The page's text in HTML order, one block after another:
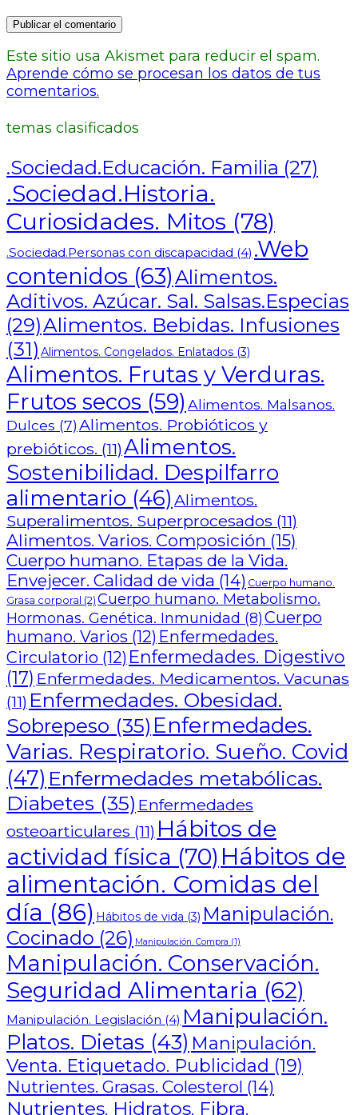
Este sitio usa Akismet para reducir el spam.
Aprende cómo se procesan los datos de tus
comentarios.
temas clasificados
.Sociedad.Educación. Familia (27)
.Sociedad.Historia.
Curiosidades. Mitos (78)
.Sociedad.Personas con discapacidad (4) .Web
contenidos (63)Alimentos.
Aditivos. Azúcar. Sal. Salsas.Especias
(29)Alimentos. Bebidas. Infusiones
(31) Alimentos. Congelados. Enlatados (3)
Alimentos. Frutas y Verduras.
Frutos secos (59) Alimentos. Malsanos.
Dulces (7)Alimentos. Probióticos y
prebióticos. (11)Alimentos.
Sostenibilidad. Despilfarro
alimentario (46) Alimentos.
Superalimentos. Superprocesados (11)
Alimentos. Varios. Composición (15)
Cuerpo humano. Etapas de la Vida.
Envejecer. Calidad de vida (14) Cuerpo humano.
Grasa corporal (2) Cuerpo humano. Metabolismo.
Hormonas. Genética. Inmunidad (8)Cuerpo
humano. Varios (12) Enfermedades.
Circulatorio (12) Enfermedades. Digestivo
(17) Enfermedades. Medicamentos. Vacunas
(11) Enfermedades. Obesidad.
Sobrepeso (35) Enfermedades.
Varias. Respiratorio. Sueño. Covid
(47) Enfermedades metabólicas.
Diabetes (35) Enfermedades
osteoarticulares (11) Hábitos de
actividad física (70) Hábitos de
alimentación. Comidas del
día (86) Hábitos de vida (3) Manipulación.
Cocinado (26) Manipulación. Compra (1)
Manipulación. Conservación.
Seguridad Alimentaria (62)
Manipulación. Legislación (4) Manipulación.
Platos. Dietas (43) Manipulación.
Venta. Etiquetado. Publicidad (19)
Nutrientes. Grasas. Colesterol (14)
Nutrientes. Hidratos. Fibra.